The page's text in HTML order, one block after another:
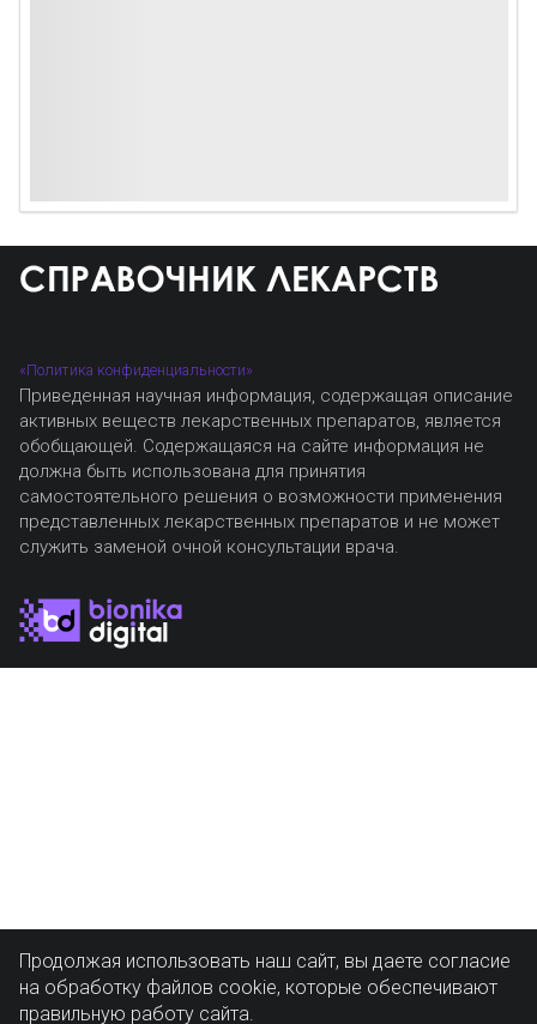
«Политика конфиденциальности»
Приведенная научная информация, содержащая описание
активных веществ лекарственных препаратов, является
обобщающей. Содержащаяся на сайте информация не
должна быть использована для принятия
самостоятельного решения о возможности применения
представленных лекарственных препаратов и не может
служить заменой очной консультации врача.
Продолжая использовать наш сайт, вы даете согласие
на обработку файлов cookie, которые обеспечивают
правильную работу сайта.